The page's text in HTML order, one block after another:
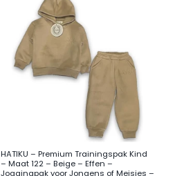
HATIKU – Premium Trainingspak Kind
– Maat 122 – Beige – Effen –
Joggingpak voor Jongens of Meisjes –